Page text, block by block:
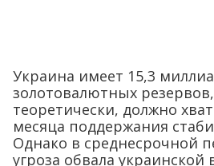
Украина имеет 15,3
золотовалютных
теоретически, должно
месяца поддержания
Однако в среднесрочной
угроза обвала